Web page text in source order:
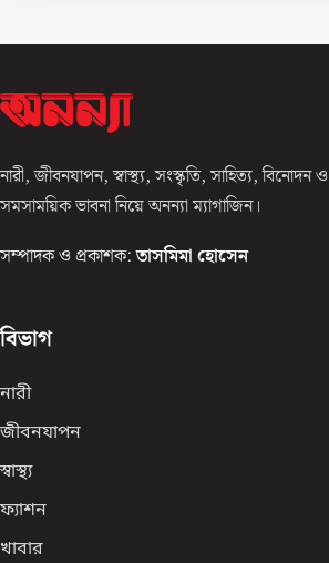
নারী, জীবনযাপন, স্বাস্থ্য, সংস্কৃতি, সাহিত্য, বিনোদন ও
সমসাময়িক ভাবনা নিয়ে অনন্যা ম্যাগাজিন।
সম্পাদক ও প্রকাশক: তাসমিমা হোসেন
বিভাগ
নারী
জীবনযাপন
স্বাস্থ্য
ফ্যাশন
খাবার